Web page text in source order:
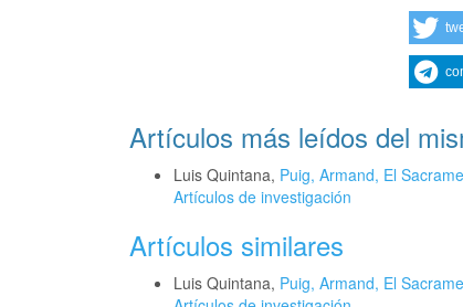
Artículos más leídos del
Luis Quintana, Puig, Armand, El
Artículos de investigación
Artículos similares
Luis Quintana, Puig, Armand, El